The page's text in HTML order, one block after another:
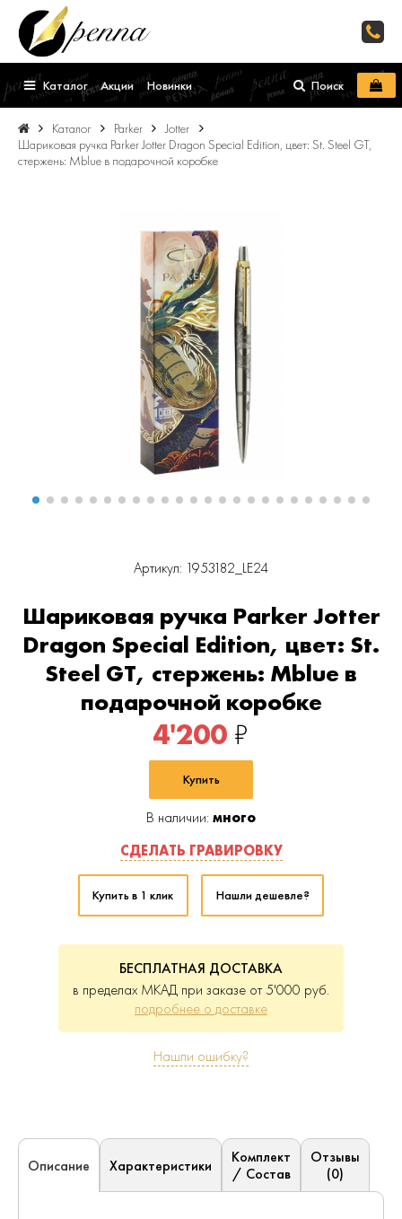
Каталог Акции Новинки Поиск
Каталог Parker
Jotter
Шариковая ручка Parker Jotter Dragon Special Edition, цвет: St. Steel GT,
стержень: Mblue в подарочной коробке
Артикул: 1953182_LE24
Шариковая ручка Parker Jotter
Dragon Special Edition, цвет: St.
Steel GT, стержень: Mblue в
подарочной коробке
4'200 ₽
Купить
В наличии: много
СДЕЛАТЬ ГРАВИРОВКУ
Купить в 1 клик Нашли дешевле?
БЕСПЛАТНАЯ ДОСТАВКА
в пределах МКАД при заказе от 5'000 руб.
подробнее о доставке
Нашли ошибку?
Описание Характеристики
Комплект
/ Состав
Отзывы
(0)